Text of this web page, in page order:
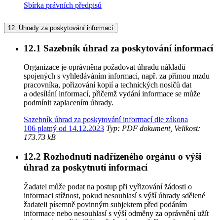
Sbírka právních předpisů
12. Úhrady za poskytování informací
12.1 Sazebník úhrad za poskytování informací
Organizace je oprávněna požadovat úhradu nákladů
spojených s vyhledáváním informací, např. za přímou mzdu
pracovníka, pořizování kopií a technických nosičů dat
a odesílání informací, přičemž vydání informace se může
podmínit zaplacením úhrady.
Sazebník úhrad za poskytování informací dle zákona
106 platný od 14.12.2023 Typ: PDF dokument, Velikost:
173.73 kB
12.2 Rozhodnutí nadřízeného orgánu o výši
úhrad za poskytnutí informací
Žadatel může podat na postup při vyřizování žádosti o
informaci stížnost, pokud nesouhlasí s výší úhrady sdělené
žadateli písemně povinným subjektem před podáním
informace nebo nesouhlasí s výší odměny za oprávnění užít